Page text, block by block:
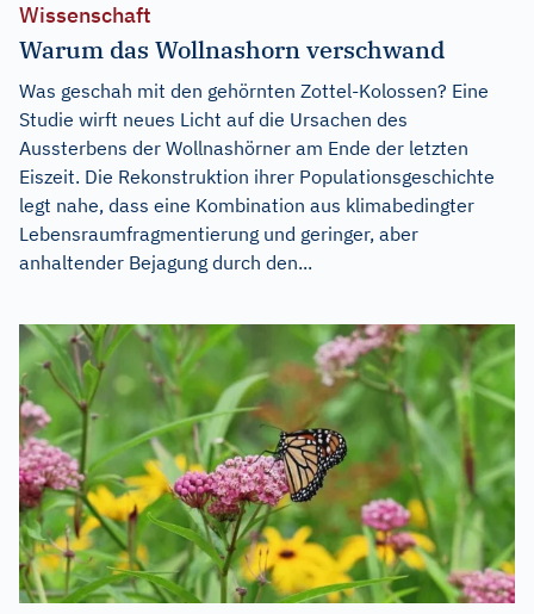
Wissenschaft
Warum das Wollnashorn verschwand
Was geschah mit den gehörnten Zottel-Kolossen? Eine
Studie wirft neues Licht auf die Ursachen des
Aussterbens der Wollnashörner am Ende der letzten
Eiszeit. Die Rekonstruktion ihrer Populationsgeschichte
legt nahe, dass eine Kombination aus klimabedingter
Lebensraumfragmentierung und geringer, aber
anhaltender Bejagung durch den...